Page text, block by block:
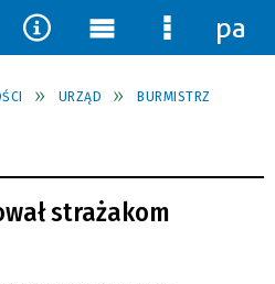
URZĄD
BURMISTRZ
strażakom
Narzędzia
Menu
główne
Menu